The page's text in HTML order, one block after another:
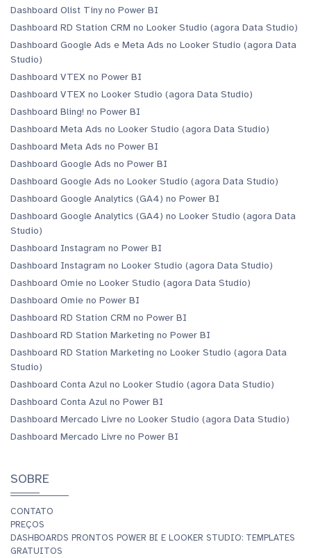
Dashboard Olist Tiny no Power BI
Dashboard RD Station CRM no Looker Studio (agora Data Studio)
Dashboard Google Ads e Meta Ads no Looker Studio (agora Data
Studio)
Dashboard VTEX no Power BI
Dashboard VTEX no Looker Studio (agora Data Studio)
Dashboard Bling! no Power BI
Dashboard Meta Ads no Looker Studio (agora Data Studio)
Dashboard Meta Ads no Power BI
Dashboard Google Ads no Power BI
Dashboard Google Ads no Looker Studio (agora Data Studio)
Dashboard Google Analytics (GA4) no Power BI
Dashboard Google Analytics (GA4) no Looker Studio (agora Data
Studio)
Dashboard Instagram no Power BI
Dashboard Instagram no Looker Studio (agora Data Studio)
Dashboard Omie no Looker Studio (agora Data Studio)
Dashboard Omie no Power BI
Dashboard RD Station CRM no Power BI
Dashboard RD Station Marketing no Power BI
Dashboard RD Station Marketing no Looker Studio (agora Data
Studio)
Dashboard Conta Azul no Looker Studio (agora Data Studio)
Dashboard Conta Azul no Power BI
Dashboard Mercado Livre no Looker Studio (agora Data Studio)
Dashboard Mercado Livre no Power BI
SOBRE
CONTATO
PREÇOS
DASHBOARDS PRONTOS POWER BI E LOOKER STUDIO: TEMPLATES
GRATUITOS